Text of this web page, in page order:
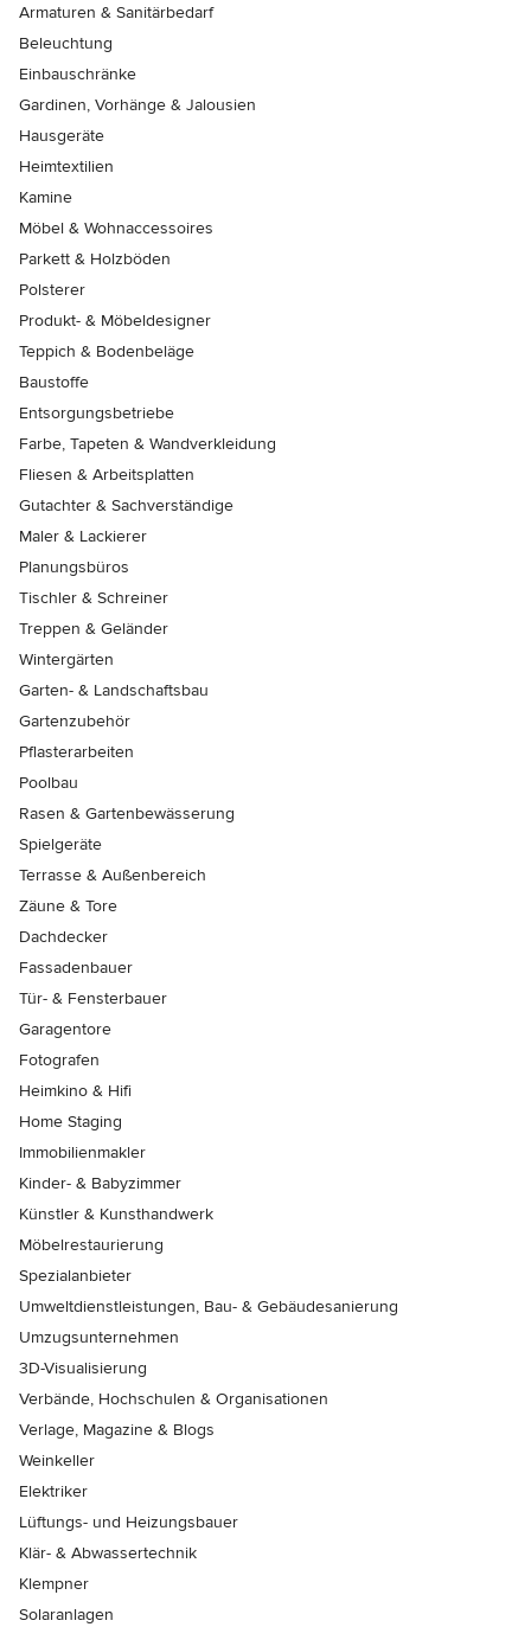
Armaturen & Sanitärbedarf
Beleuchtung
Einbauschränke
Gardinen, Vorhänge & Jalousien
Hausgeräte
Heimtextilien
Kamine
Möbel & Wohnaccessoires
Parkett & Holzböden
Polsterer
Produkt- & Möbeldesigner
Teppich & Bodenbeläge
Baustoffe
Entsorgungsbetriebe
Farbe, Tapeten & Wandverkleidung
Fliesen & Arbeitsplatten
Gutachter & Sachverständige
Maler & Lackierer
Planungsbüros
Tischler & Schreiner
Treppen & Geländer
Wintergärten
Garten- & Landschaftsbau
Gartenzubehör
Pflasterarbeiten
Poolbau
Rasen & Gartenbewässerung
Spielgeräte
Terrasse & Außenbereich
Zäune & Tore
Dachdecker
Fassadenbauer
Tür- & Fensterbauer
Garagentore
Fotografen
Heimkino & Hifi
Home Staging
Immobilienmakler
Kinder- & Babyzimmer
Künstler & Kunsthandwerk
Möbelrestaurierung
Spezialanbieter
Umweltdienstleistungen, Bau- & Gebäudesanierung
Umzugsunternehmen
3D-Visualisierung
Verbände, Hochschulen & Organisationen
Verlage, Magazine & Blogs
Weinkeller
Elektriker
Lüftungs- und Heizungsbauer
Klär- & Abwassertechnik
Klempner
Solaranlagen